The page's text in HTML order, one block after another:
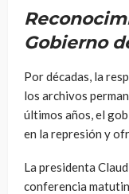
Gobierno
Por décadas, la
los archivos
últimos años, el
en la represión y
La presidenta
conferencia